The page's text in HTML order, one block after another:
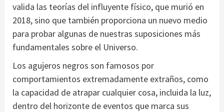
valida las teorías del influyente físico, que murió en
2018, sino que también proporciona un nuevo medio
para probar algunas de nuestras suposiciones más
fundamentales sobre el Universo.
Los agujeros negros son famosos por
comportamientos extremadamente extraños, como
la capacidad de atrapar cualquier cosa, incluida la luz,
dentro del horizonte de eventos que marca sus